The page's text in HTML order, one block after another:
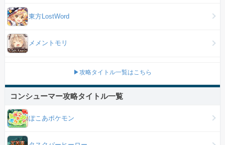
東方LostWord
メメントモリ
▶攻略タイトル一覧はこちら
コンシューマー攻略タイトル一覧
ぽこあポケモン